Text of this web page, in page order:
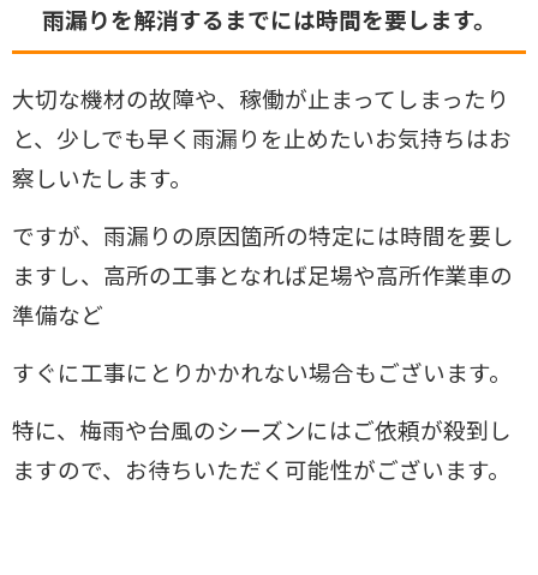
雨漏りを解消するまでには時間を要します。
大切な機材の故障や、稼働が止まってしまったり
と、少しでも早く雨漏りを止めたいお気持ちはお
察しいたします。
ですが、雨漏りの原因箇所の特定には時間を要し
ますし、高所の工事となれば足場や高所作業車の
準備など
すぐに工事にとりかかれない場合もございます。
特に、梅雨や台風のシーズンにはご依頼が殺到し
ますので、お待ちいただく可能性がございます。